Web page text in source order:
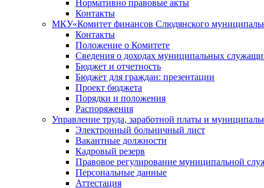
Нормативно правовые акты
Контакты
МКУ«Комитет финансов Слюдянского
Контакты
Положение о Комитете
Сведения о доходах муниципальных
Бюджет и отчетность
Бюджет для граждан: презентации
Проект бюджета
Порядки и положения
Распоряжения
Управление труда, заработной платы и
Электронный больничный лист
Вакантные должности
Кадровый резерв
Правовое регулирование муниципальной
Персональные данные
Аттестация